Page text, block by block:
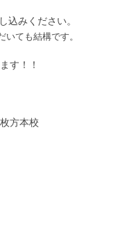
込みください。
いても結構です。
す！！
方本校